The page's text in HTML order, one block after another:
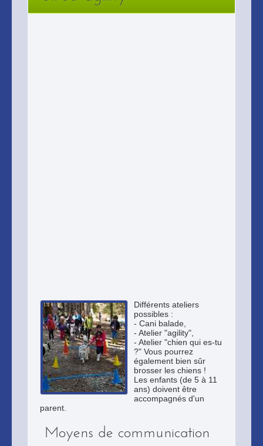
Différents ateliers
possibles :
- Cani balade,
- Atelier "agility",
- Atelier "chien qui es-tu
?" Vous pourrez
également bien sûr
brosser les chiens !
Les enfants (de 5 à 11
ans) doivent être
accompagnés d'un
parent.
Moyens de communication